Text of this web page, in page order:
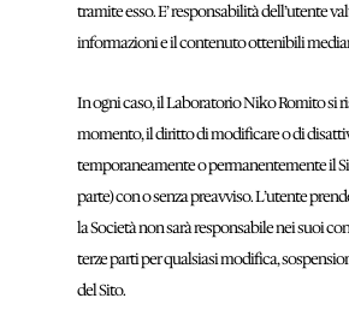
tramite esso. E’ responsabilità dell’utente
informazioni e il contenuto ottenibili
In ogni caso, il Laboratorio Niko Romito si
momento, il diritto di modificare o di
temporaneamente o permanentemente il
parte) con o senza preavviso. L’utente
la Società non sarà responsabile nei suoi
terze parti per qualsiasi modifica,
del Sito.